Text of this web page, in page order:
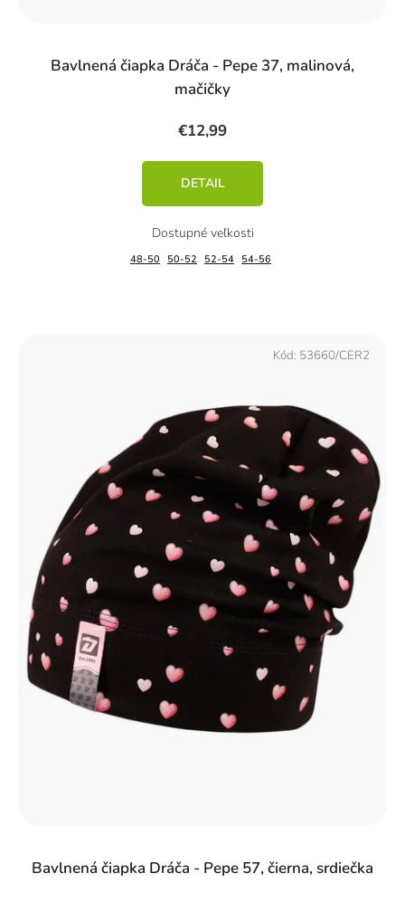
Bavlnená čiapka Dráča - Pepe 37, malinová,
mačičky
€12,99
DETAIL
48-50 50-52 52-54 54-56
Bavlnená čiapka Dráča - Pepe 57, čierna, srdiečka
Kód: 53660/CER2